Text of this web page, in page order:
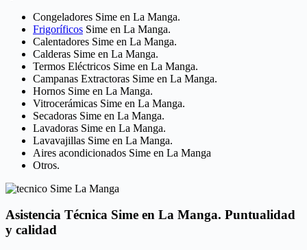
Congeladores Sime en La Manga.
Frigoríficos Sime en La Manga.
Calentadores Sime en La Manga.
Calderas Sime en La Manga.
Termos Eléctricos Sime en La Manga.
Campanas Extractoras Sime en La Manga.
Hornos Sime en La Manga.
Vitrocerámicas Sime en La Manga.
Secadoras Sime en La Manga.
Lavadoras Sime en La Manga.
Lavavajillas Sime en La Manga.
Aires acondicionados Sime en La Manga
Otros.
Asistencia Técnica Sime en La Manga. Puntualidad
y calidad